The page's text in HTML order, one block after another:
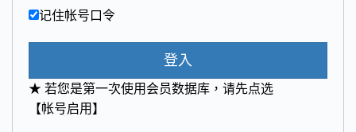
记住帐号口令
登入
★ 若您是第一次使用会员数据库，请先点选
【帐号启用】